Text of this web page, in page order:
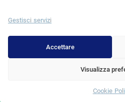
Gestisci servizi
Accettare
Visualizza
Cookie
© 2025 Erdem Hospital.